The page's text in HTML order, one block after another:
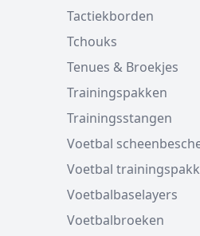
Tactiekborden
Tchouks
Tenues & Broekjes
Trainingspakken
Trainingsstangen
Voetbal
Voetbal
Voetbalbaselayers
Voetbalbroeken